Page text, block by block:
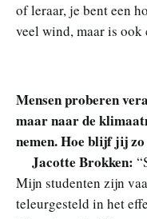
of leraar, je bent een
veel wind, maar is
Mensen proberen
maar naar de
nemen. Hoe blijf jij
Jacotte Brokken:
Mijn studenten zijn
teleurgesteld in het